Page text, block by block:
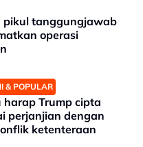
pikul tanggungjawab
operasi
& POPULAR
harap Trump cipta
perjanjian dengan
ketenteraan